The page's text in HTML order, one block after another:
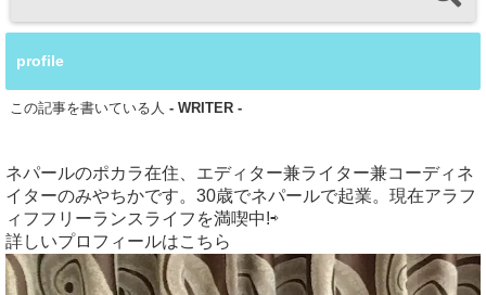
profile
この記事を書いている人 - WRITER -
ネパールのポカラ在住、エディター兼ライター兼コーディネ
イターのみやちかです。30歳でネパールで起業。現在アラフ
ィフフリーランスライフを満喫中!⇨
詳しいプロフィールはこちら